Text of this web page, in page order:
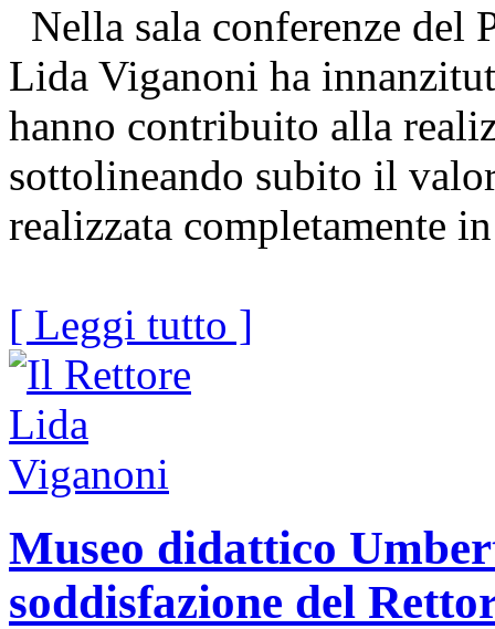
Nella sala conferenze del
Lida Viganoni ha
hanno contribuito alla
sottolineando subito il
realizzata completamente
[ Leggi tutto ]
Museo didattico
soddisfazione del